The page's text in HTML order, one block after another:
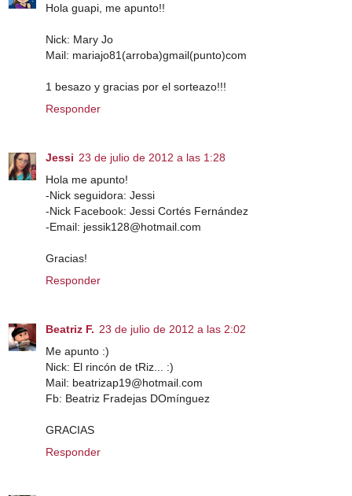
Hola guapi, me apunto!!
Nick: Mary Jo
Mail: mariajo81(arroba)gmail(punto)com
1 besazo y gracias por el sorteazo!!!
Responder
Jessi 23 de julio de 2012 a las 1:28
Hola me apunto!
-Nick seguidora: Jessi
-Nick Facebook: Jessi Cortés Fernández
-Email: jessik128@hotmail.com
Gracias!
Responder
Beatriz F. 23 de julio de 2012 a las 2:02
Me apunto :)
Nick: El rincón de tRiz... :)
Mail: beatrizap19@hotmail.com
Fb: Beatriz Fradejas DOmínguez
GRACIAS
Responder